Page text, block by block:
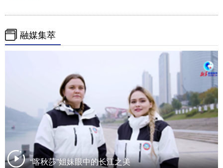
融媒集萃
“喀秋莎”姐妹眼中的长江之美